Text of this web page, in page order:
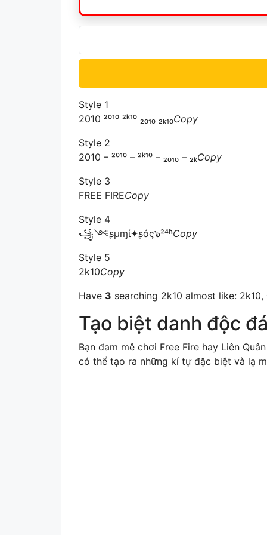
Style 1
2010 ²⁰¹⁰ ²ᵏ¹⁰ ₂₀₁₀ ₂ₖ₁₀Copy
Style 2
2010 – ²⁰¹⁰ – ²ᵏ¹⁰ – ₂₀₁₀ – ₂ₖCopy
Style 3
FREE FIRECopy
Style 4
꧁༺ʂμɱί✦ʂóς๖²⁴ʱCopy
Style 5
2k10Copy
Have 3 searching 2k10 almost like:
Tạo biệt danh độc
Bạn đam mê chơi Free Fire hay Liên
có thể tạo ra những kí tự đặc biệt và lạ